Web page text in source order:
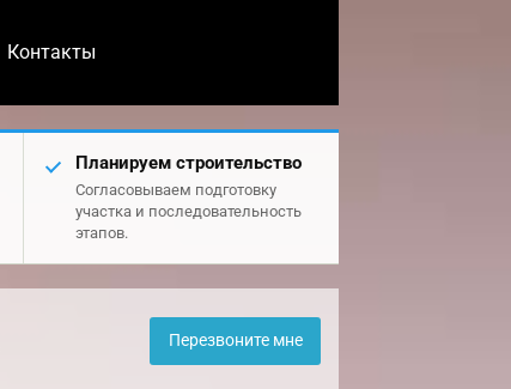
Контакты
Планируем строительство
Согласовываем подготовку
участка и последовательность
этапов.
Перезвоните мне